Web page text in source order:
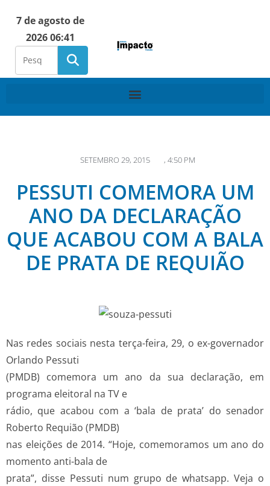
7 de agosto de
2026 06:41
SETEMBRO 29, 2015 , 4:50 PM
PESSUTI COMEMORA UM
ANO DA DECLARAÇÃO
QUE ACABOU COM A BALA
DE PRATA DE REQUIÃO
Nas redes sociais nesta terça-feira, 29, o ex-governador
Orlando Pessuti
(PMDB) comemora um ano da sua declaração, em
programa eleitoral na TV e
rádio, que acabou com a ‘bala de prata’ do senador
Roberto Requião (PMDB)
nas eleições de 2014. “Hoje, comemoramos um ano do
momento anti-bala de
prata”, disse Pessuti num grupo de whatsapp. Veja o